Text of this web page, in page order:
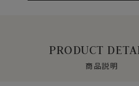
PRODUCT
商品説明